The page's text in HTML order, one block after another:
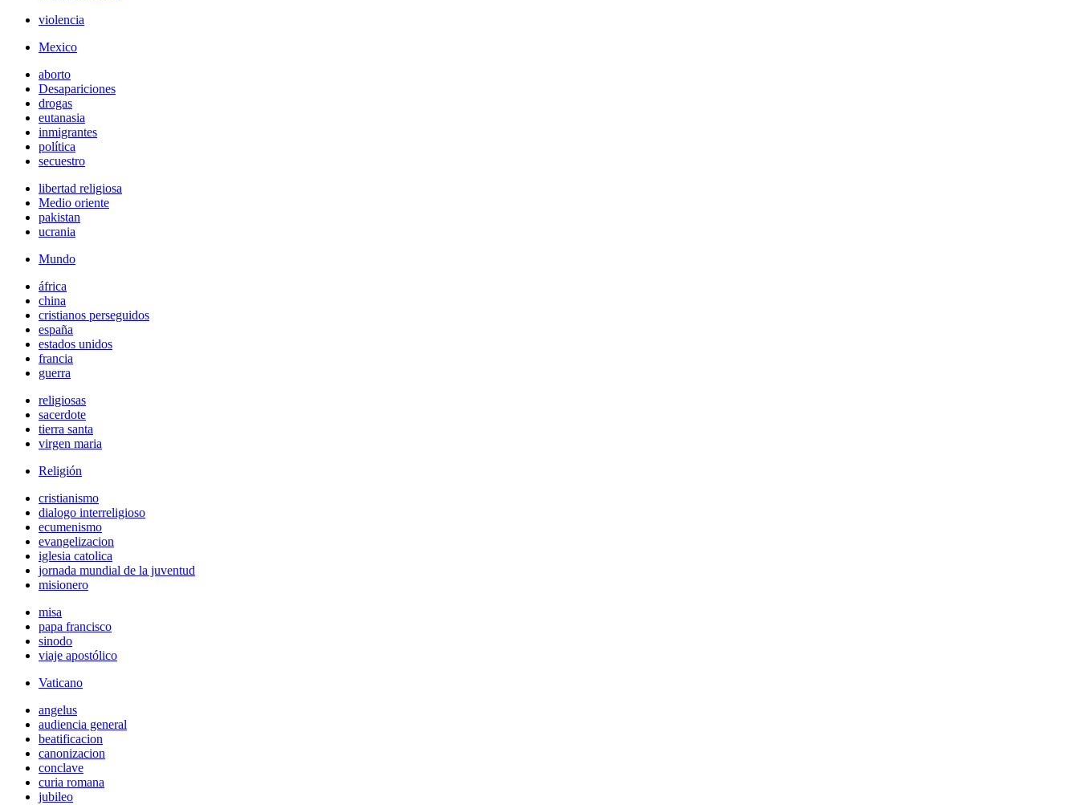
violencia
Mexico
aborto
Desapariciones
drogas
eutanasia
inmigrantes
política
secuestro
libertad religiosa
Medio oriente
pakistan
ucrania
Mundo
áfrica
china
cristianos perseguidos
españa
estados unidos
francia
guerra
religiosas
sacerdote
tierra santa
virgen maria
Religión
cristianismo
dialogo interreligioso
ecumenismo
evangelizacion
iglesia catolica
jornada mundial de la juventud
misionero
misa
papa francisco
sinodo
viaje apostólico
Vaticano
angelus
audiencia general
beatificacion
canonizacion
conclave
curia romana
jubileo